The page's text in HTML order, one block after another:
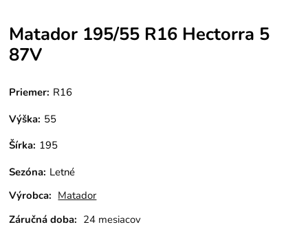
Matador 195/55 R16 Hectorra 5
87V
Priemer: R16
Výška: 55
Šírka: 195
Sezóna: Letné
Výrobca: Matador
Záručná doba: 24 mesiacov